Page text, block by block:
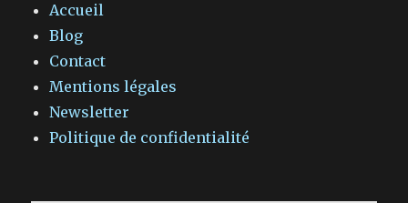
Accueil
Blog
Contact
Mentions légales
Newsletter
Politique de confidentialité